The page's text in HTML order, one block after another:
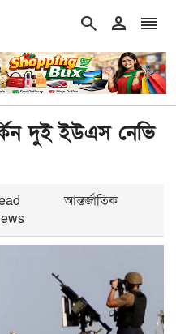
search person reorder
খাঁন double_arrow‘এক দফা’
দুই ইউএস নেভি
আন্তর্জাতিক